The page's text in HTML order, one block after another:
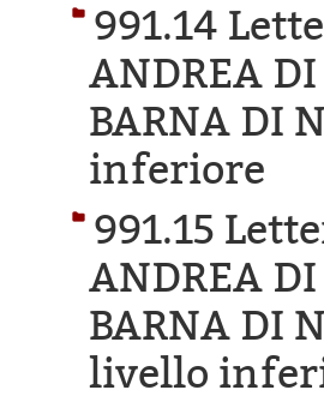
991.14
ANDREA DI
BARNA DI
inferiore
991.15
ANDREA DI
BARNA DI
livello